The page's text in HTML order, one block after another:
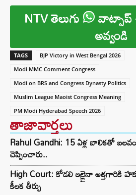
NTV తెలుగు వాట్సాప్
అవ్వండి
TAGS
BJP Victory in West Bengal 2026
Modi MMC Comment Congress
Modi on BRS and Congress Dynasty Politics
Muslim League Maoist Congress Meaning
PM Modi Hyderabad Speech 2026
తాజావార్తలు
Rahul Gandhi: 15 ఏళ్ల బాలికతో
చెప్పించారు..
High Court: కోడలి ఇల్లైనా అత్తగారికి
కీలక తీర్పు